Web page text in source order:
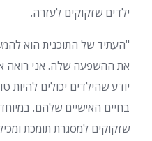
ילדים שזקוקים לעזרה.
"העתיד של התוכנית הוא
את ההשפעה שלה. אני רואה
יודע שהילדים יכולים להיות
בחיים האישיים שלהם.
שזקוקים למסגרת תומכת